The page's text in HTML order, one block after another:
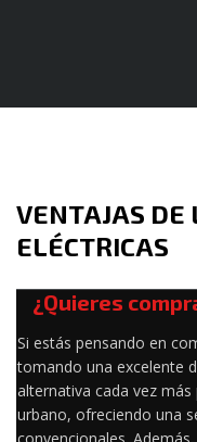
VENTAJAS DE
ELÉCTRICAS
¿Quieres
Si estás pensando en
tomando una excelente
alternativa cada vez
urbano, ofreciendo una